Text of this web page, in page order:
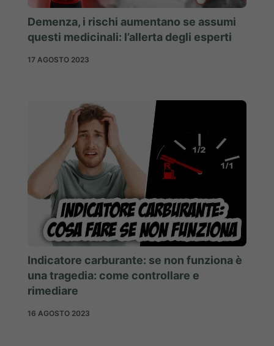
Demenza, i rischi aumentano se assumi
questi medicinali: l’allerta degli esperti
17 AGOSTO 2023
Indicatore carburante: se non funziona è
una tragedia: come controllare e
rimediare
16 AGOSTO 2023